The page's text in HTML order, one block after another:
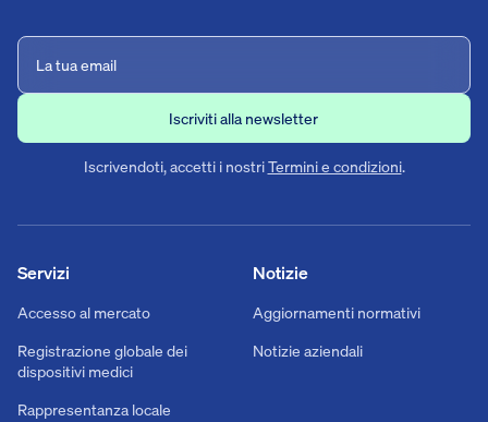
Iscrivendoti, accetti i nostriTermini e condizioni.
Notizie
Aggiornamenti normativi
Notizie aziendali
Servizi
Accesso al mercato
Registrazione globale dei
dispositivi medici
Rappresentanza locale